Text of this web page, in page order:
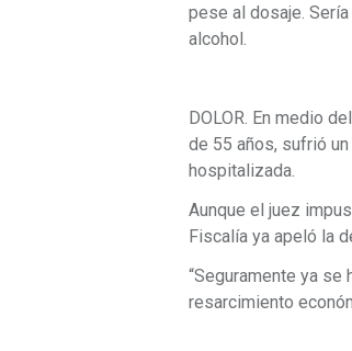
pese al dosaje.
alcohol.
DOLOR. En medio
de 55 años, sufrió
hospitalizada.
Aunque el juez
Fiscalía ya apeló la
“Seguramente ya se
resarcimiento